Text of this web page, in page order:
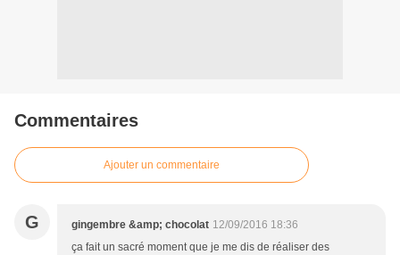
Commentaires
Ajouter un commentaire
G gingembre &amp; chocolat 12/09/2016 18:36
ça fait un sacré moment que je me dis de réaliser des